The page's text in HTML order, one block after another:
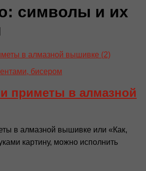
символы и их
бисером
приметы в алмазной
в алмазной вышивке или «Как,
картину, можно исполнить